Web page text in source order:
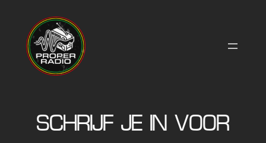
inhoud
SCHRIJF JE IN VOOR